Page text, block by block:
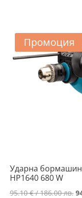
Промоция
Ударна
HP1640 680 W
95.10€/ 186.00 лв.